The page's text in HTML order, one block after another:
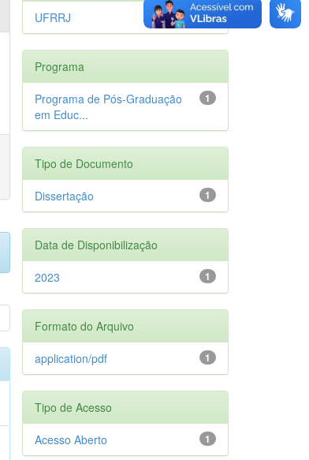
1
UFRRJ
Programa
1
Programa de Pós-Graduação
em Educ...
Tipo de Documento
1
Dissertação
Data de Disponibilização
1
2023
Formato do Arquivo
1
application/pdf
Tipo de Acesso
1
Acesso Aberto